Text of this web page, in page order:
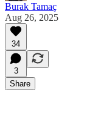
Burak Tamaç
Aug 26, 2025
34
3
Share